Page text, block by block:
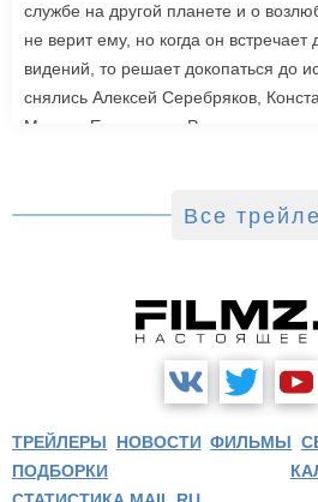
службе на другой планете и о
не верит ему, но когда он встречает
видений, то решает докопаться до
снялись Алексей Серебряков,
Максим Емельянов. Режиссером
Все
ТРЕЙЛЕРЫ НОВОСТИ ФИЛЬМЫ
ПОДБОРКИ